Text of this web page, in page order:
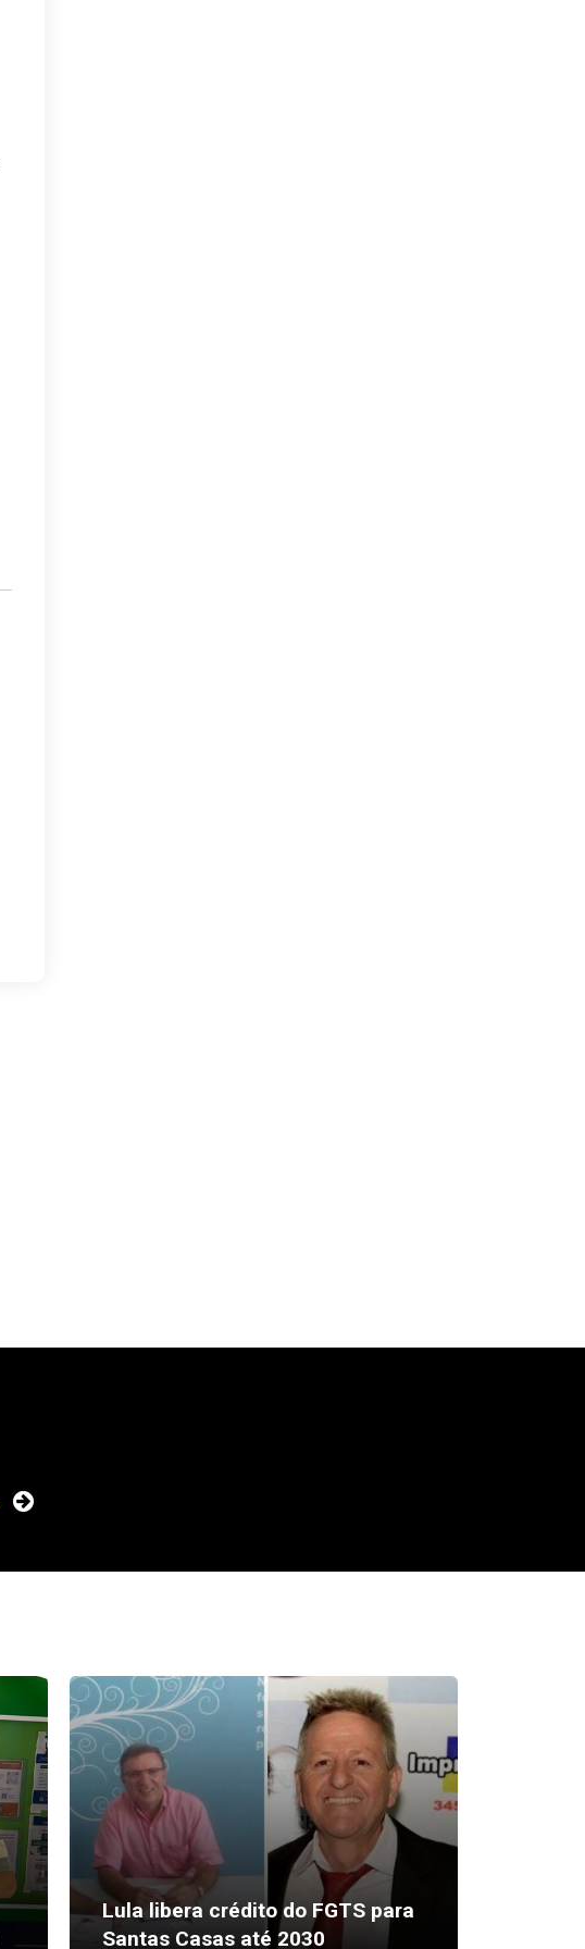
Lula libera crédito do FGTS para
Santas Casas até 2030